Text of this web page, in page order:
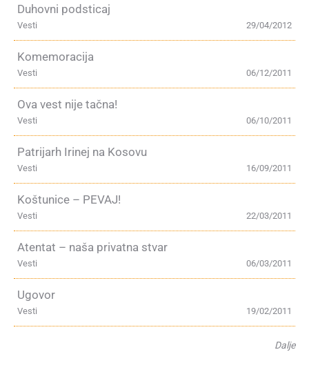
Duhovni podsticaj
29/04/2012
Vesti
Komemoracija
06/12/2011
Vesti
Ova vest nije tačna!
06/10/2011
Vesti
Patrijarh Irinej na Kosovu
16/09/2011
Vesti
Koštunice – PEVAJ!
22/03/2011
Vesti
Atentat – naša privatna stvar
06/03/2011
Vesti
Ugovor
19/02/2011
Vesti
Dalje